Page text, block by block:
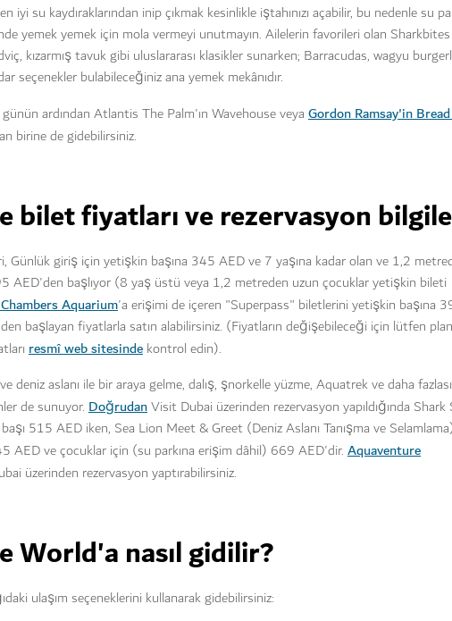
su kaydıraklarından inip çıkmak kesinlikle iştahınızı açabilir, bu nedenle su
yemek yemek için mola vermeyi unutmayın. Ailelerin favorileri olan
kızarmış tavuk gibi uluslararası klasikler sunarken; Barracudas, wagyu
seçenekler bulabileceğiniz ana yemek mekânıdır.
ardından Atlantis The Palm'ın Wavehouse veya Gordon Ramsay'in
birine de gidebilirsiniz.
bilet fiyatları ve rezervasyon
giriş için yetişkin başına 345 AED ve 7 yaşına kadar olan ve 1,2
AED'den başlıyor (8 yaş üstü veya 1,2 metreden uzun çocuklar yetişkin bileti
Aquarium'a erişimi de içeren "Superpass" biletlerini yetişkin başına
başlayan fiyatlarla satın alabilirsiniz. (Fiyatların değişebileceği için lütfen plan
resmî web sitesinde kontrol edin).
deniz aslanı ile bir araya gelme, dalış, şnorkelle yüzme, Aquatrek ve daha
de sunuyor. DoğrudanVisit Dubai üzerinden rezervasyon yapıldığında Shark
515 AED iken, Sea Lion Meet & Greet (Deniz Aslanı Tanışma ve
AED ve çocuklar için (su parkına erişim dâhil) 669 AED'dir. Aquaventure
üzerinden rezervasyon yaptırabilirsiniz.
World'a nasıl gidilir?
ulaşım seçeneklerini kullanarak gidebilirsiniz: